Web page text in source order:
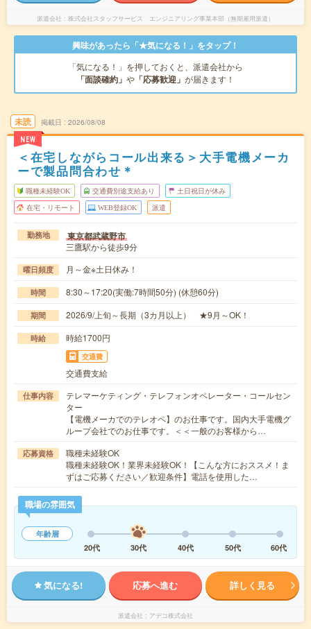
派遣会社 株式会社スタッフサービス エンジニアリング事業本部（無期雇用派遣）
興味があったら「★気になる！」をタップ！
「気になる！」を押しておくと、派遣会社から
「面談確約」 や 「応募歓迎」 が届きます！
未読
NEW
掲載日 2026/08/08
＜在宅しながらコール出来る＞大手電機メーカ
ーで製品問合わせ＊
職種未経験OK 交通費別途支給あり 土日祝日が休み
在宅・リモート WEB登録OK 派遣
勤務地 東京都武蔵野市
三鷹駅から徒歩9分
曜日頻度 月～金※土日休み！
時間 8:30～17:20(実働:7時間50分) (休憩60分)
期間 2026/9/上旬～長期（3カ月以上） ★9月～OK！
時給 時給1700円
交通費
交通費支給
仕事内容
テレマーケティング・テレフォンオペレーター・コールセン
ター
【電機メーカでのテレオペ】のお仕事です。国内大手電機グ
ループ会社でのお仕事です。＜＜一般のお客様から…
応募資格
職種未経験OK
職種未経験OK！業界未経験OK！【こんな方におススメ！ま
ずはご応募ください／歓迎条件】電話を使用した…
職場の雰囲気
年齢層
20代
30代 40代 50代 60代
気になる! 応募へ進む 詳しく見る
派遣会社 アデコ株式会社